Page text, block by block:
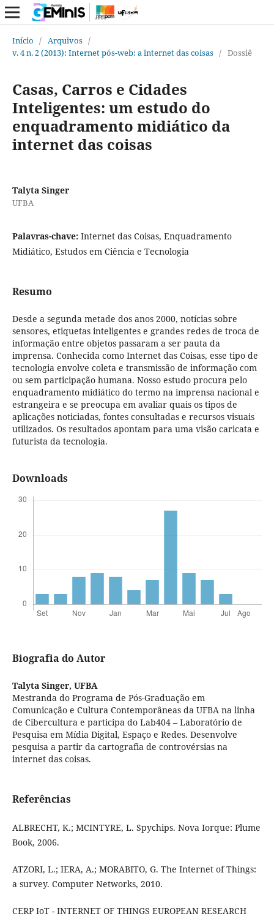
Início / Arquivos /
v. 4 n. 2 (2013): Internet pós-web: a internet das coisas / Dossiê
Casas, Carros e Cidades
Inteligentes: um estudo do
enquadramento midiático da
internet das coisas
Talyta Singer
UFBA
Palavras-chave: Internet das Coisas, Enquadramento
Midiático, Estudos em Ciência e Tecnologia
Resumo
Desde a segunda metade dos anos 2000, notícias sobre
sensores, etiquetas inteligentes e grandes redes de troca de
informação entre objetos passaram a ser pauta da
imprensa. Conhecida como Internet das Coisas, esse tipo de
tecnologia envolve coleta e transmissão de informação com
ou sem participação humana. Nosso estudo procura pelo
enquadramento midiático do termo na imprensa nacional e
estrangeira e se preocupa em avaliar quais os tipos de
aplicações noticiadas, fontes consultadas e recursos visuais
utilizados. Os resultados apontam para uma visão caricata e
futurista da tecnologia.
Downloads
Biografia do Autor
Talyta Singer, UFBA
Mestranda do Programa de Pós-Graduação em
Comunicação e Cultura Contemporâneas da UFBA na linha
de Cibercultura e participa do Lab404 – Laboratório de
Pesquisa em Mídia Digital, Espaço e Redes. Desenvolve
pesquisa a partir da cartografia de controvérsias na
internet das coisas.
Referências
ALBRECHT, K.; MCINTYRE, L. Spychips. Nova Iorque: Plume
Book, 2006.
ATZORI, L.; IERA, A.; MORABITO, G. The Internet of Things:
a survey. Computer Networks, 2010.
CERP IoT - INTERNET OF THINGS EUROPEAN RESEARCH